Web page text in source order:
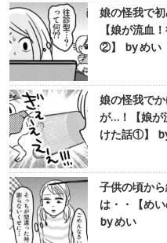
娘の怪我で
【娘が流血
②】 by めい
娘の怪我で
が…！【娘が
けた話①】
子供の頃か
は・・【め
by めい